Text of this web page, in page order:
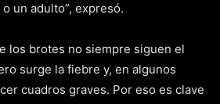
un adulto”, expresó.
los brotes no siempre siguen el
surge la fiebre y, en algunos
cuadros graves. Por eso es clave